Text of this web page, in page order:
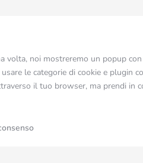
noi mostreremo un popup
le categorie di cookie e plugin
il tuo browser, ma prendi in